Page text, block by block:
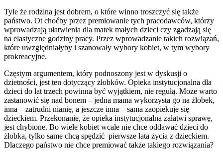
Tyle że rodzina jest dobrem, o które winno troszczyć się także
państwo. Ot choćby przez premiowanie tych pracodawców, którzy
wprowadzają ułatwienia dla matek małych dzieci czy zgadzają się
na elastyczne godziny pracy. Przez wprowadzanie takich rozwiązań,
które uwzględniałyby i szanowały wybory kobiet, w tym wybory
prokreacyjne.
Częstym argumentem, który podnoszony jest w dyskusji o
dzietności, jest ten dotyczący żłobków. Opieka instytucjonalna dla
dzieci do lat trzech powinna być wyjątkiem, nie regułą. Może warto
zastanowić się nad bonem – jedna mama wykorzysta go na żłobek,
inna – zatrudni nianię, a jeszcze inna – sama zaopiekuje się
dzieckiem. Przekonanie, że opieka instytucjonalna załatwi sprawę,
jest chybione. Bo wiele kobiet wcale nie chce oddawać dzieci do
żłobka, tylko same chcą spędzić pierwsze lata życia z dzieckiem.
Dlaczego państwo nie chce premiować także takiego rozwiązania?